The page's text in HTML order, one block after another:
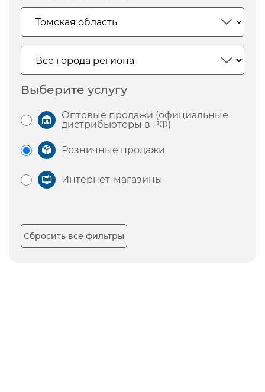
Выберите услугу
Оптовые продажи (официальные
дистрибьюторы в РФ)
Розничные продажи
Интернет-магазины
Сбросить все фильтры